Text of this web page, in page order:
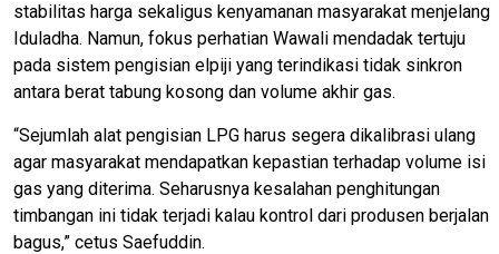
stabilitas harga sekaligus kenyamanan masyarakat menjelang
Iduladha. Namun, fokus perhatian Wawali mendadak tertuju
pada sistem pengisian elpiji yang terindikasi tidak sinkron
antara berat tabung kosong dan volume akhir gas.
​“Sejumlah alat pengisian LPG harus segera dikalibrasi ulang
agar masyarakat mendapatkan kepastian terhadap volume isi
gas yang diterima. Seharusnya kesalahan penghitungan
timbangan ini tidak terjadi kalau kontrol dari produsen berjalan
bagus,” cetus Saefuddin.